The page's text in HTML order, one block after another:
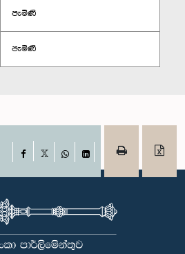
පැමිණි
පැමිණි
Facebook
WhatsAppLinkedIn